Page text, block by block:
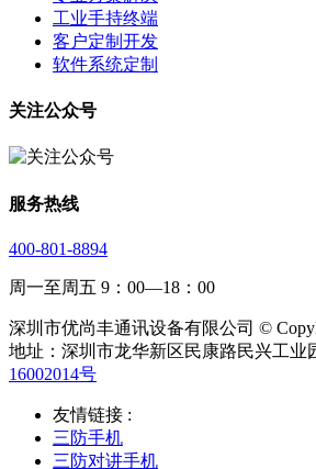
工业手持终端
客户定制开发
软件系统定制
关注公众号
服务热线
400-801-8894
周一至周五 9：00—18：00
深圳市优尚丰通讯设备有限公司 ©
地址：深圳市龙华新区民康路民兴工业
16002014号
友情链接 :
三防手机
三防对讲手机